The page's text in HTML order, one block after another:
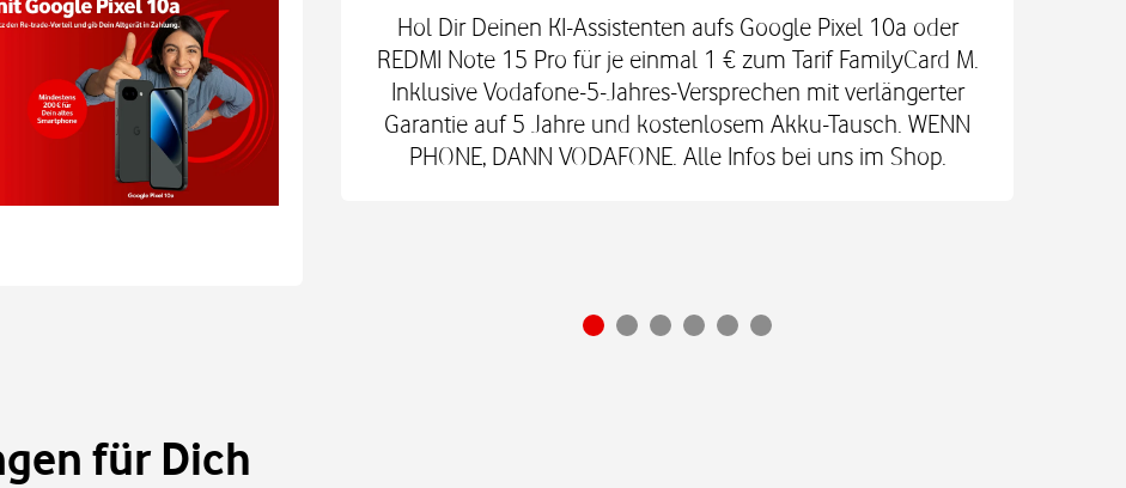
ohne Smartphone mit
2nd Gen. oder der
1 € zum Smart Tech M.
€ und danach für mtl. 9,99
im Shop.
Hol Dir Deinen KI-Assistenten aufs Google Pixel 10a oder
REDMI Note 15 Pro für je einmal 1 € zum Tarif FamilyCard M.
Inklusive Vodafone-5-Jahres-Versprechen mit verlängerter
Garantie auf 5 Jahre und kostenlosem Akku-Tausch. WENN
PHONE, DANN VODAFONE. Alle Infos bei uns im Shop.
für Dich